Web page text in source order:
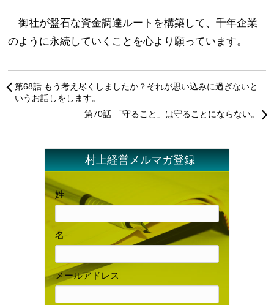
御社が盤石な資金調達ルートを構築して、千年企業
のように永続していくことを心より願っています。
第68話 もう考え尽くしましたか？それが思い込みに過ぎないと
いうお話しをします。
第70話 「守ること」は守ることにならない。
村上経営メルマガ登録
姓
名
メールアドレス